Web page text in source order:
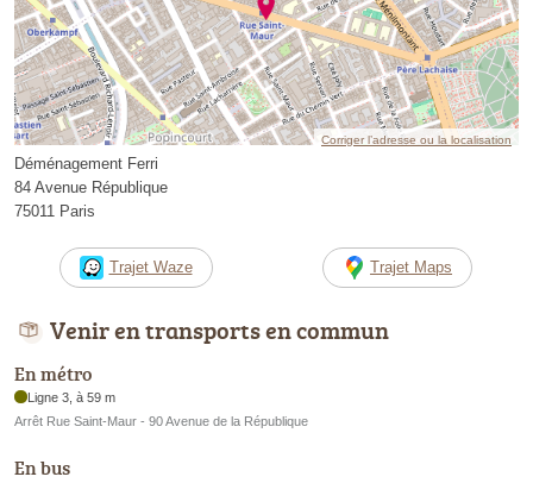
Corriger l’adresse ou la localisation
Déménagement Ferri
84 Avenue République
75011 Paris
Trajet Waze Trajet Maps
Venir en transports en commun
En métro
Ligne 3, à 59 m
Arrêt Rue Saint-Maur - 90 Avenue de la République
En bus